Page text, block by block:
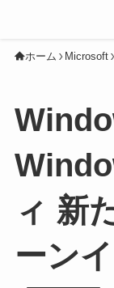
ホーム Microsoft
ィ 新
ーン